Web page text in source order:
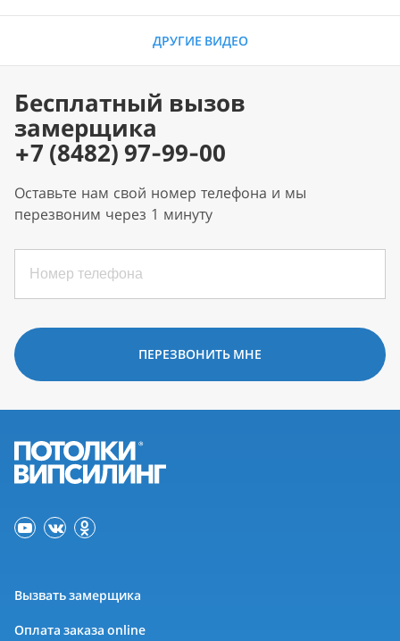
ДРУГИЕ ВИДЕО
Бесплатный вызов
замерщика
+7 (8482) 97-99-00
Оставьте нам свой номер телефона и мы
перезвоним через 1 минуту
ПЕРЕЗВОНИТЬ МНЕ
Вызвать замерщика
Оплата заказа online